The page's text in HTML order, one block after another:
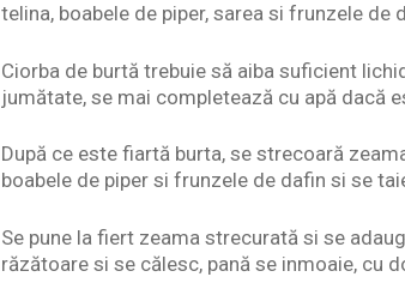
telina, boabele de piper, sarea si frunzele de
Ciorba de burtă trebuie să aiba suficient
jumătate, se mai completează cu apă dacă
După ce este fiartă burta, se strecoară
boabele de piper si frunzele de dafin si se
Se pune la fiert zeama strecurată si se
răzătoare si se călesc, pană se inmoaie, cu